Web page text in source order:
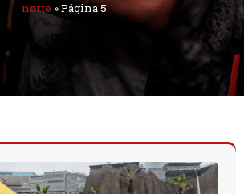
norte »Página 5